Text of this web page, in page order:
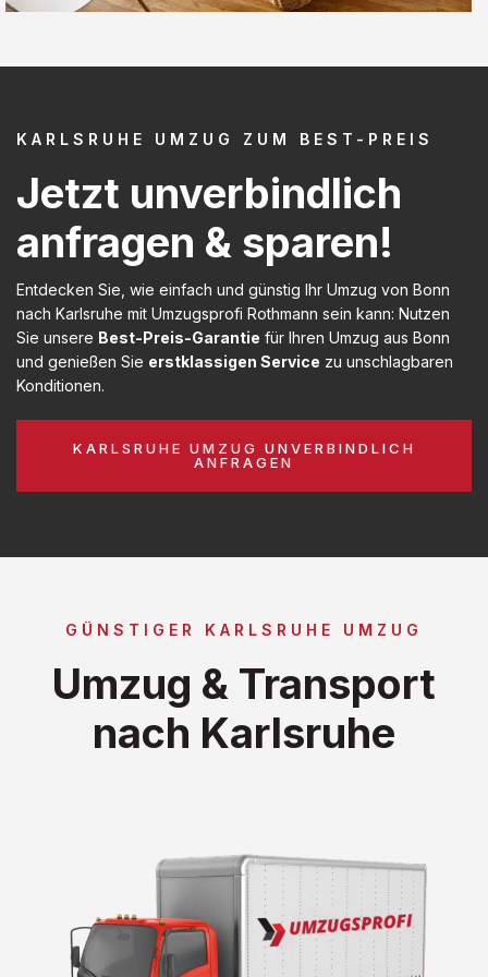
KARLSRUHE UMZUG ZUM BEST-PREIS
Jetzt unverbindlich
anfragen & sparen!
Entdecken Sie, wie einfach und günstig Ihr Umzug von Bonn
nach Karlsruhe mit Umzugsprofi Rothmann sein kann: Nutzen
Sie unsere Best-Preis-Garantie für Ihren Umzug aus Bonn
und genießen Sie erstklassigen Service zu unschlagbaren
Konditionen.
KARLSRUHE UMZUG UNVERBINDLICH
ANFRAGEN
GÜNSTIGER KARLSRUHE UMZUG
Umzug & Transport
nach Karlsruhe